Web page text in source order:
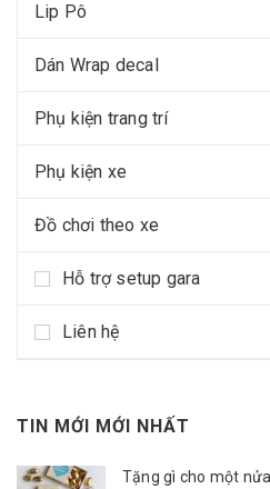
Lip Pô
Dán Wrap decal
Phụ kiện trang trí
Phụ kiện xe
Đồ chơi theo xe
Hỗ trợ setup gara
Liên hệ
TIN MỚI MỚI NHẤT
Tặng gì cho một